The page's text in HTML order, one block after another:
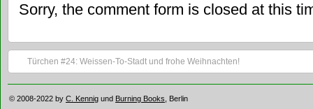
Sorry, the comment form is closed at this
Türchen #24: Weissen-To-Stadt und frohe Weihnachten!
© 2008-2022 by C. Kennig und Burning Books , Berlin